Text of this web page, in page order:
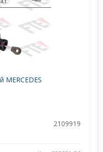
MERCEDES
2109919